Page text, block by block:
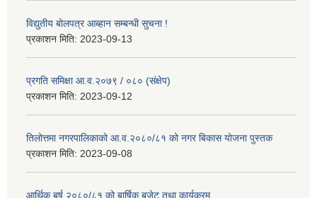
विद्युतीय बोलपत्र आब्हान सम्बन्धी सुचना !
प्रकाशन मिति: 2023-09-13
प्रगति समिक्षा आ.व.२०७९ / ०८० (संक्षेप)
प्रकाशन मिति: 2023-09-12
तिलोत्तमा नगरपालिकाको आ.व.२०८०/८१ को नगर बिकास योजना पुस्तक
प्रकाशन मिति: 2023-09-08
आर्थिक बर्ष २०८०/८१ को बार्षिक बजेट तथा कार्यक्रम